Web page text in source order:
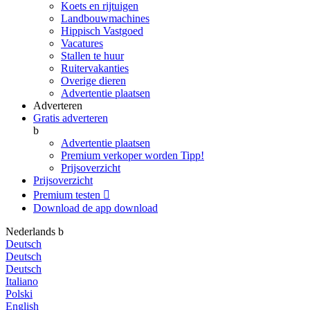
Koets en rijtuigen
Landbouwmachines
Hippisch Vastgoed
Vacatures
Stallen te huur
Ruitervakanties
Overige dieren
Advertentie plaatsen
Adverteren
Gratis adverteren
b
Advertentie plaatsen
Premium verkoper worden Tipp!
Prijsoverzicht
Prijsoverzicht
Premium testen 
Download de app download
Nederlands b
Deutsch
Deutsch
Deutsch
Italiano
Polski
English